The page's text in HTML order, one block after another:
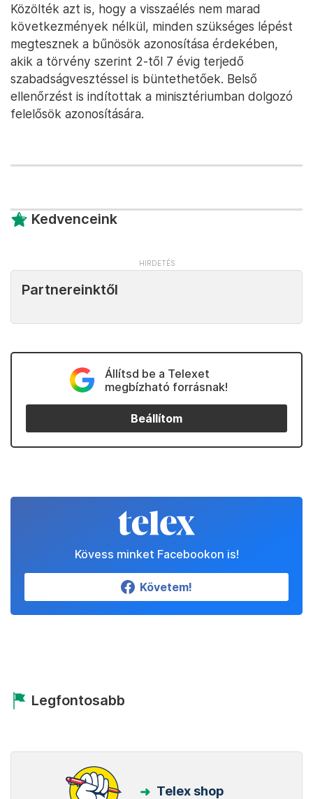
Közölték azt is, hogy a visszaélés nem marad
következmények nélkül, minden szükséges lépést
megtesznek a bűnösök azonosítása érdekében,
akik a törvény szerint 2-től 7 évig terjedő
szabadságvesztéssel is büntethetőek. Belső
ellenőrzést is indítottak a minisztériumban dolgozó
felelősök azonosítására.
Kedvenceink
Partnereinktől
Állítsd be a Telexet
megbízható forrásnak!
Beállítom
Kövess minket Facebookon is!
Követem!
Legfontosabb
Telex shop